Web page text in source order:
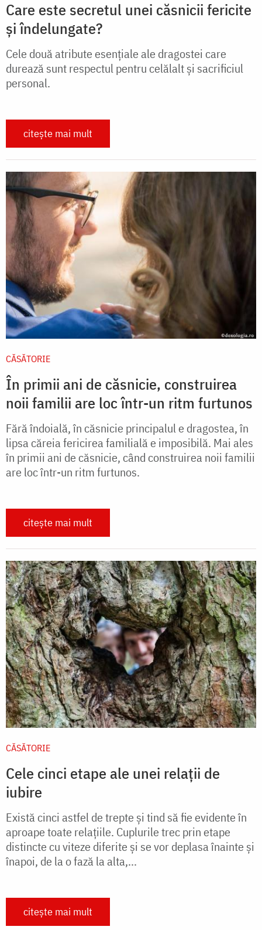
Care este secretul unei căsnicii fericite
și îndelungate?
Cele două atribute esențiale ale dragostei care
durează sunt respectul pentru celălalt și sacrificiul
personal.
citește mai mult
CĂSĂTORIE
În primii ani de căsnicie, construirea
noii familii are loc într-un ritm furtunos
Fără îndoială, în căsnicie principalul e dragostea, în
lipsa căreia fericirea familială e imposibilă. Mai ales
în primii ani de căsnicie, când construirea noii familii
are loc într-un ritm furtunos.
citește mai mult
CĂSĂTORIE
Cele cinci etape ale unei relații de
iubire
Există cinci astfel de trepte şi tind să fie evidente în
aproape toate relaţiile. Cuplurile trec prin etape
distincte cu viteze diferite şi se vor deplasa înainte şi
înapoi, de la o fază la alta,...
citește mai mult